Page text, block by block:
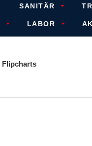
SANITÄR
LABOR
Flipcharts